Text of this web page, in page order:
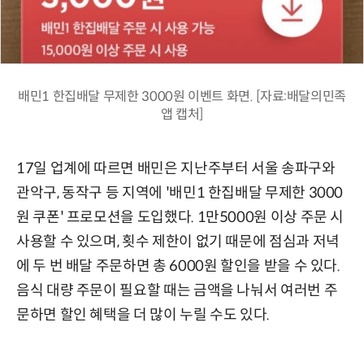
배민1 한집배달 무제한 3000원 이벤트 화면. [자료:배달의민족
앱 캡처]
17일 업계에 따르면 배민은 지난주부터 서울 송파구와
관악구, 동작구 등 지역에 '배민1 한집배달 무제한 3000
원 쿠폰' 프로모션을 도입했다. 1만5000원 이상 주문 시
사용할 수 있으며, 횟수 제한이 없기 때문에 점심과 저녁
에 두 번 배달 주문하면 총 6000원 할인을 받을 수 있다.
음식 대량 주문이 필요할 때는 금액을 나눠서 여러번 주
문하면 할인 혜택을 더 많이 누릴 수도 있다.